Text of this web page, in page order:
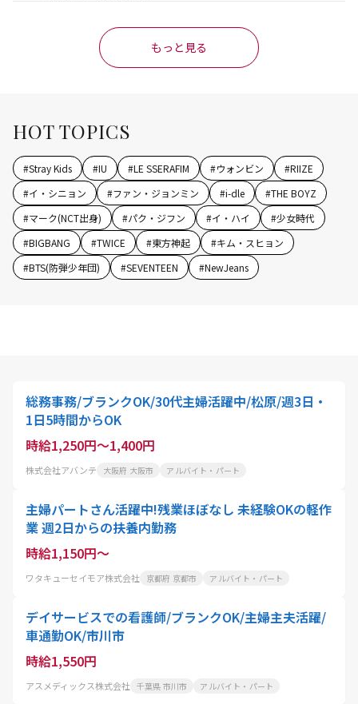
もっと見る
HOT TOPICS
#Stray Kids #IU #LE SSERAFIM #ウォンビン #RIIZE
#イ・シニョン #ファン・ジョンミン #i-dle #THE BOYZ
#マーク(NCT出身) #パク・ジフン #イ・ハイ #少女時代
#BIGBANG #TWICE #東方神起 #キム・スヒョン
#BTS(防弾少年団) #SEVENTEEN #NewJeans
総務事務/ブランクOK/30代主婦活躍中/松原/週3日・
1日5時間からOK
時給1,250円～1,400円
株式会社アバンテ 大阪府 大阪市 アルバイト・パート
主婦パートさん活躍中!残業ほぼなし 未経験OKの軽作
業 週2日からの扶養内勤務
時給1,150円～
ワタキューセイモア株式会社 京都府 京都市 アルバイト・パート
デイサービスでの看護師/ブランクOK/主婦主夫活躍/
車通勤OK/市川市
時給1,550円
アスメディックス株式会社 千葉県 市川市 アルバイト・パート